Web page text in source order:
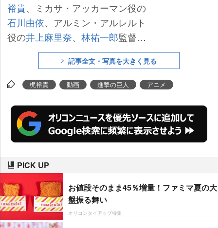
裕貴、ミカサ・アッカーマン役の
石川由依、アルミン・アルレルト
役の井上麻里奈、 林祐一郎監督が
登壇した。
記事全文・写真を大きく見る
梶裕貴 動画 進撃の巨人 アニメ
PICK UP
お値段そのまま45％増量！ファミマ夏の大
盤振る舞い
オリコンタイアップ特集